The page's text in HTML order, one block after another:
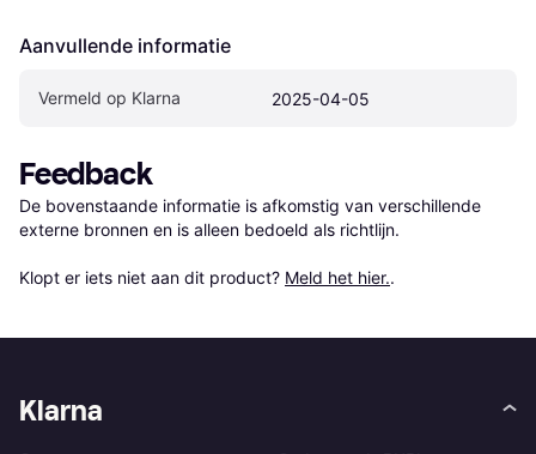
Aanvullende informatie
Vermeld op Klarna 2025-04-05
Feedback
De bovenstaande informatie is afkomstig van verschillende
externe bronnen en is alleen bedoeld als richtlijn.
Klopt er iets niet aan dit product? Meld het hier..
Klarna